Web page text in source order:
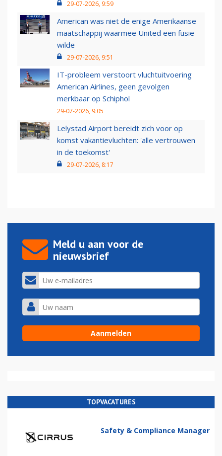
29-07-2026, 9:59
American was niet de enige Amerikaanse
maatschappij waarmee United een fusie
wilde
29-07-2026, 9:51
IT-probleem verstoort vluchtuitvoering
American Airlines, geen gevolgen
merkbaar op Schiphol
29-07-2026, 9:05
Lelystad Airport bereidt zich voor op
komst vakantievluchten: 'alle vertrouwen
in de toekomst'
29-07-2026, 8:17
Meld u aan voor de
nieuwsbrief
TOPVACATURES
Safety & Compliance Manager